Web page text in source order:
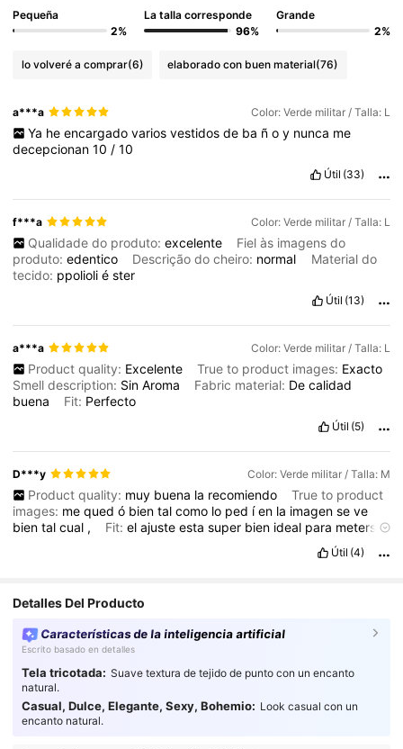
Pequeña
2%
La talla corresponde
96%
Grande
2%
lo volveré a comprar(6) elaborado con buen material(76)
a***a Color: Verde militar / Talla: L
Ya he encargado varios vestidos de ba ñ o y nunca me
decepcionan10 /10
Útil (33)
f***a Color: Verde militar / Talla: L
Qualidade do produto: excelente
Fiel às imagens do
produto:edentico Descrição do cheiro: normal
Material do
tecido: ppolioliéster
Útil (13)
a***a Color: Verde militar / Talla: L
Product quality: Excelente True to product images: Exacto
Smell description: SinAroma Fabric material: Decalidad
buena
Fit: Perfecto
Útil (5)
D***y Color: Verde militar / Talla: M
Product quality: muy buena la recomiendo
True to product
images: mequedó bientalcomo lo ped íen la imagenseve
bientalcual , Fit:elajusteestasuper bien ideal para meterse
Útil (4)
Detalles Del Producto
Características de la inteligencia artificial
Escrito basado en detalles
Tela tricotada: Suave textura de tejido de punto con un encanto
natural.
Casual, Dulce, Elegante, Sexy, Bohemio: Look casual con un
encanto natural.